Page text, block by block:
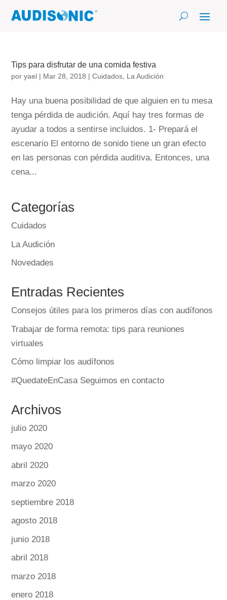
Tips para disfrutar de una comida festiva
poryael | Mar 28, 2018 |Cuidados La Audición
Hay una buena posibilidad de que alguien en tu mesa
tenga pérdida de audición. Aquí hay tres formas de
ayudar a todos a sentirse incluidos. 1- Prepará el
escenario El entorno de sonido tiene un gran efecto
en las personas con pérdida auditiva. Entonces, una
cena...
Categorías
Cuidados
La Audición
Novedades
Entradas Recientes
Consejos útiles para los primeros días con audífonos
Trabajar de forma remota: tips para reuniones
virtuales
Cómo limpiar los audífonos
#QuedateEnCasa Seguimos en contacto
Archivos
julio 2020
mayo 2020
abril 2020
marzo 2020
septiembre 2018
agosto 2018
junio 2018
abril 2018
marzo 2018
enero 2018